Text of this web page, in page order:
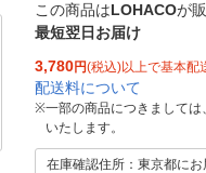
この商品はLOHACOが
最短翌日お届け
3,780円(税込)以上で基本配
配送料について
※一部の商品につきまして
いたします。
在庫確認住所：東京都にお